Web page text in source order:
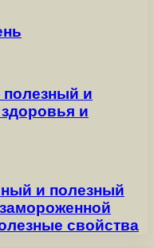
и
и
и полезный
свойства